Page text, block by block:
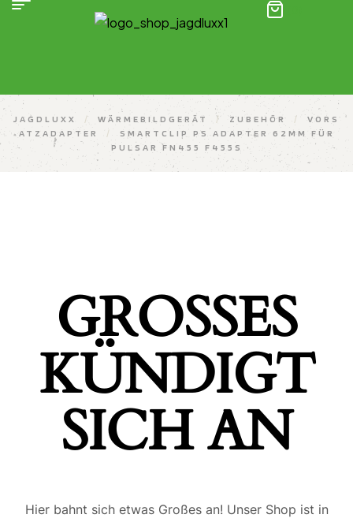
JAGDLUXX / WÄRMEBILDGERÄT / ZUBEHÖR /
VORS
ATZADAPTER
/
SMARTCLIP PS ADAPTER 62MM FÜR
PULSAR FN455 F455S
GROSSES K
ÜNDIGT S
ICH AN
Hier bahnt sich etwas Großes an! Unser Shop ist in